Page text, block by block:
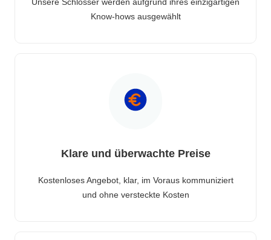
Know-hows ausgewählt
Klare und überwachte Preise
Kostenloses Angebot, klar, im Voraus kommuniziert
und ohne versteckte Kosten